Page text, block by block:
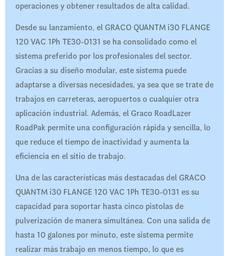
operaciones y obtener resultados de alta calidad.
Desde su lanzamiento, el GRACO QUANTM i30 FLANGE
120 VAC 1Ph TE30-0131 se ha consolidado como el
sistema preferido por los profesionales del sector.
Gracias a su diseño modular, este sistema puede
adaptarse a diversas necesidades, ya sea que se trate de
trabajos en carreteras, aeropuertos o cualquier otra
aplicación industrial. Además, el Graco RoadLazer
RoadPak permite una configuración rápida y sencilla, lo
que reduce el tiempo de inactividad y aumenta la
eficiencia en el sitio de trabajo.
Una de las características más destacadas del GRACO
QUANTM i30 FLANGE 120 VAC 1Ph TE30-0131 es su
capacidad para soportar hasta cinco pistolas de
pulverización de manera simultánea. Con una salida de
hasta 10 galones por minuto, este sistema permite
realizar más trabajo en menos tiempo, lo que es